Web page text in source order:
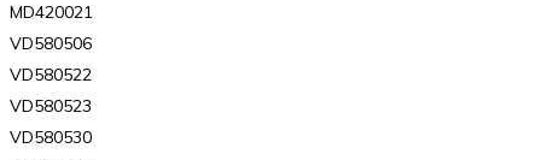
MD420021
VD580506
VD580522
VD580523
VD580530